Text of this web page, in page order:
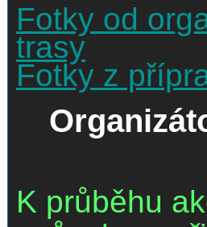
Fotky od
trasy
Fotky z
K průběhu